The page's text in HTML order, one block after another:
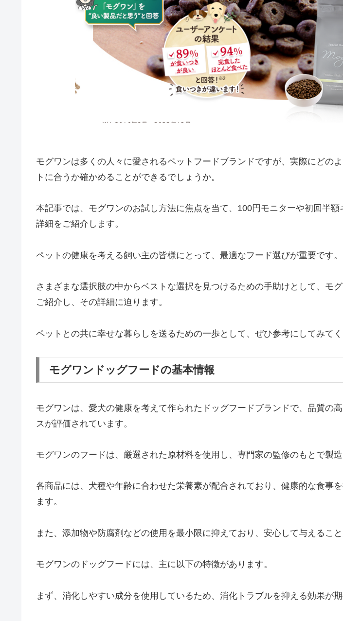
モグワンは多くの人々に愛されるペットフードブランドですが、実際にどの
トに合うか確かめることができるでしょうか。
本記事では、モグワンのお試し方法に焦点を当て、100円モニターや初回半
詳細をご紹介します。
ペットの健康を考える飼い主の皆様にとって、最適なフード選びが重要です。
さまざまな選択肢の中からベストな選択を見つけるための手助けとして、モ
ご紹介し、その詳細に迫ります。
ペットとの共に幸せな暮らしを送るための一歩として、ぜひ参考にしてみてく
モグワンドッグフードの基本情報
モグワンは、愛犬の健康を考えて作られたドッグフードブランドで、品質の
スが評価されています。
モグワンのフードは、厳選された原材料を使用し、専門家の監修のもとで製造
各商品には、犬種や年齢に合わせた栄養素が配合されており、健康的な食事
ます。
また、添加物や防腐剤などの使用を最小限に抑えており、安心して与えること
モグワンのドッグフードには、主に以下の特徴があります。
まず、消化しやすい成分を使用しているため、消化トラブルを抑える効果が期